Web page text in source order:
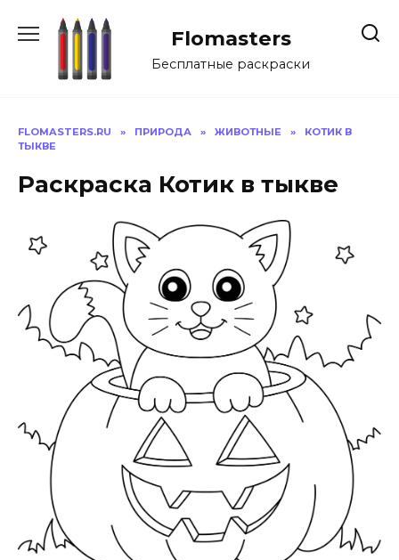
Flomasters
Бесплатные раскраски
FLOMASTERS.RU » ПРИРОДА » ЖИВОТНЫЕ »
КОТИК В
ТЫКВЕ
Раскраска Котик в тыкве